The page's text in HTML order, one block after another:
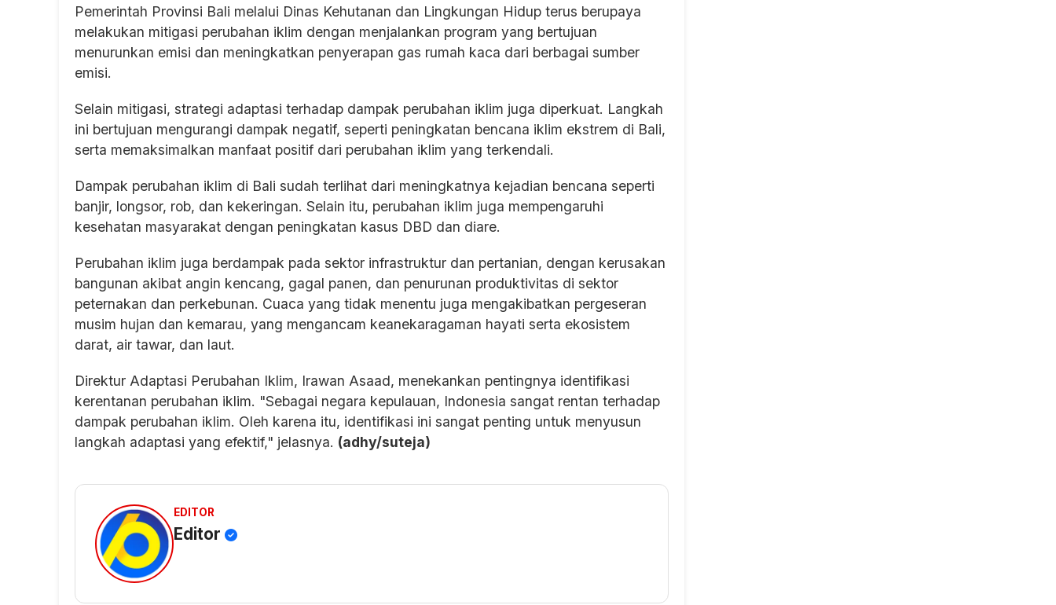
Pemerintah Provinsi Bali melalui Dinas Kehutanan dan Lingkungan Hidup terus berupaya
melakukan mitigasi perubahan iklim dengan menjalankan program yang bertujuan
menurunkan emisi dan meningkatkan penyerapan gas rumah kaca dari berbagai sumber
emisi.
Selain mitigasi, strategi adaptasi terhadap dampak perubahan iklim juga diperkuat. Langkah
ini bertujuan mengurangi dampak negatif, seperti peningkatan bencana iklim ekstrem di Bali,
serta memaksimalkan manfaat positif dari perubahan iklim yang terkendali.
Dampak perubahan iklim di Bali sudah terlihat dari meningkatnya kejadian bencana seperti
banjir, longsor, rob, dan kekeringan. Selain itu, perubahan iklim juga mempengaruhi
kesehatan masyarakat dengan peningkatan kasus DBD dan diare.
Perubahan iklim juga berdampak pada sektor infrastruktur dan pertanian, dengan kerusakan
bangunan akibat angin kencang, gagal panen, dan penurunan produktivitas di sektor
peternakan dan perkebunan. Cuaca yang tidak menentu juga mengakibatkan pergeseran
musim hujan dan kemarau, yang mengancam keanekaragaman hayati serta ekosistem
darat, air tawar, dan laut.
Direktur Adaptasi Perubahan Iklim, Irawan Asaad, menekankan pentingnya identifikasi
kerentanan perubahan iklim. "Sebagai negara kepulauan, Indonesia sangat rentan terhadap
dampak perubahan iklim. Oleh karena itu, identifikasi ini sangat penting untuk menyusun
langkah adaptasi yang efektif," jelasnya. (adhy/suteja)
EDITOR
Editor